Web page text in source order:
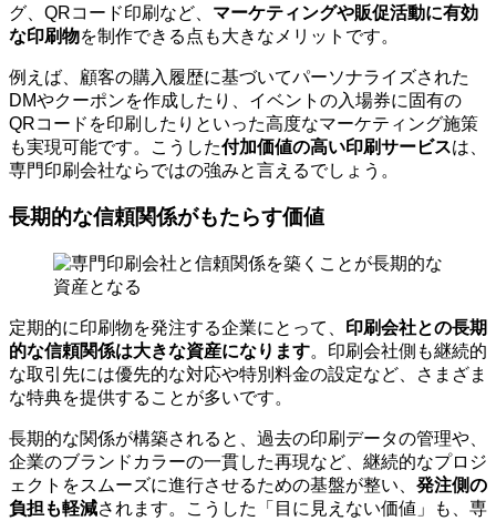
グ、QRコード印刷など、 マーケティングや販促活動に有効
な印刷物を制作できる点も大きなメリットです。
例えば、顧客の購入履歴に基づいてパーソナライズされた
DMやクーポンを作成したり、イベントの入場券に固有の
QRコードを印刷したりといった高度なマーケティング施策
も実現可能です。こうした付加価値の高い印刷サービスは、
専門印刷会社ならではの強みと言えるでしょう。
長期的な信頼関係がもたらす価値
定期的に印刷物を発注する企業にとって、 印刷会社との長期
的な信頼関係は大きな資産になります。印刷会社側も継続的
な取引先には優先的な対応や特別料金の設定など、さまざま
な特典を提供することが多いです。
長期的な関係が構築されると、過去の印刷データの管理や、
企業のブランドカラーの一貫した再現など、継続的なプロジ
ェクトをスムーズに進行させるための基盤が整い、 発注側の
負担も軽減されます。こうした「目に見えない価値」も、専